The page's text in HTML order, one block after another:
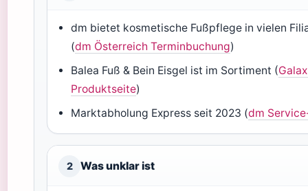
dm bietet kosmetische Fußpflege in vielen
(dm Österreich Terminbuchung)
Balea Fuß & Bein Eisgel ist im Sortiment (
Produktseite)
Marktabholung Express seit 2023 (dm
2 Was unklar ist